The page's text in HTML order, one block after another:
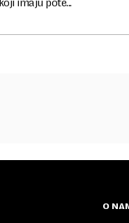
O